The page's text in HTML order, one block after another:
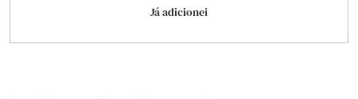
Já adicionei